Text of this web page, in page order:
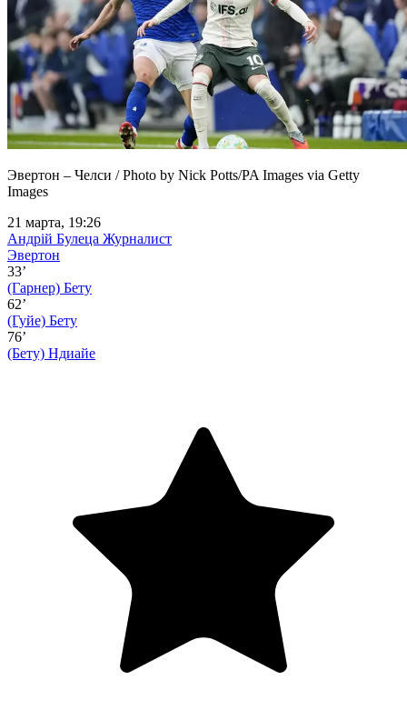
Эвертон – Челси / Photo by Nick Potts/PA Images via Getty
Images
21 марта, 19:26
Андрій Булеца Журналист
Эвертон
33’
(Гарнер) Бету
62’
(Гуйе) Бету
76’
(Бету) Ндиайе